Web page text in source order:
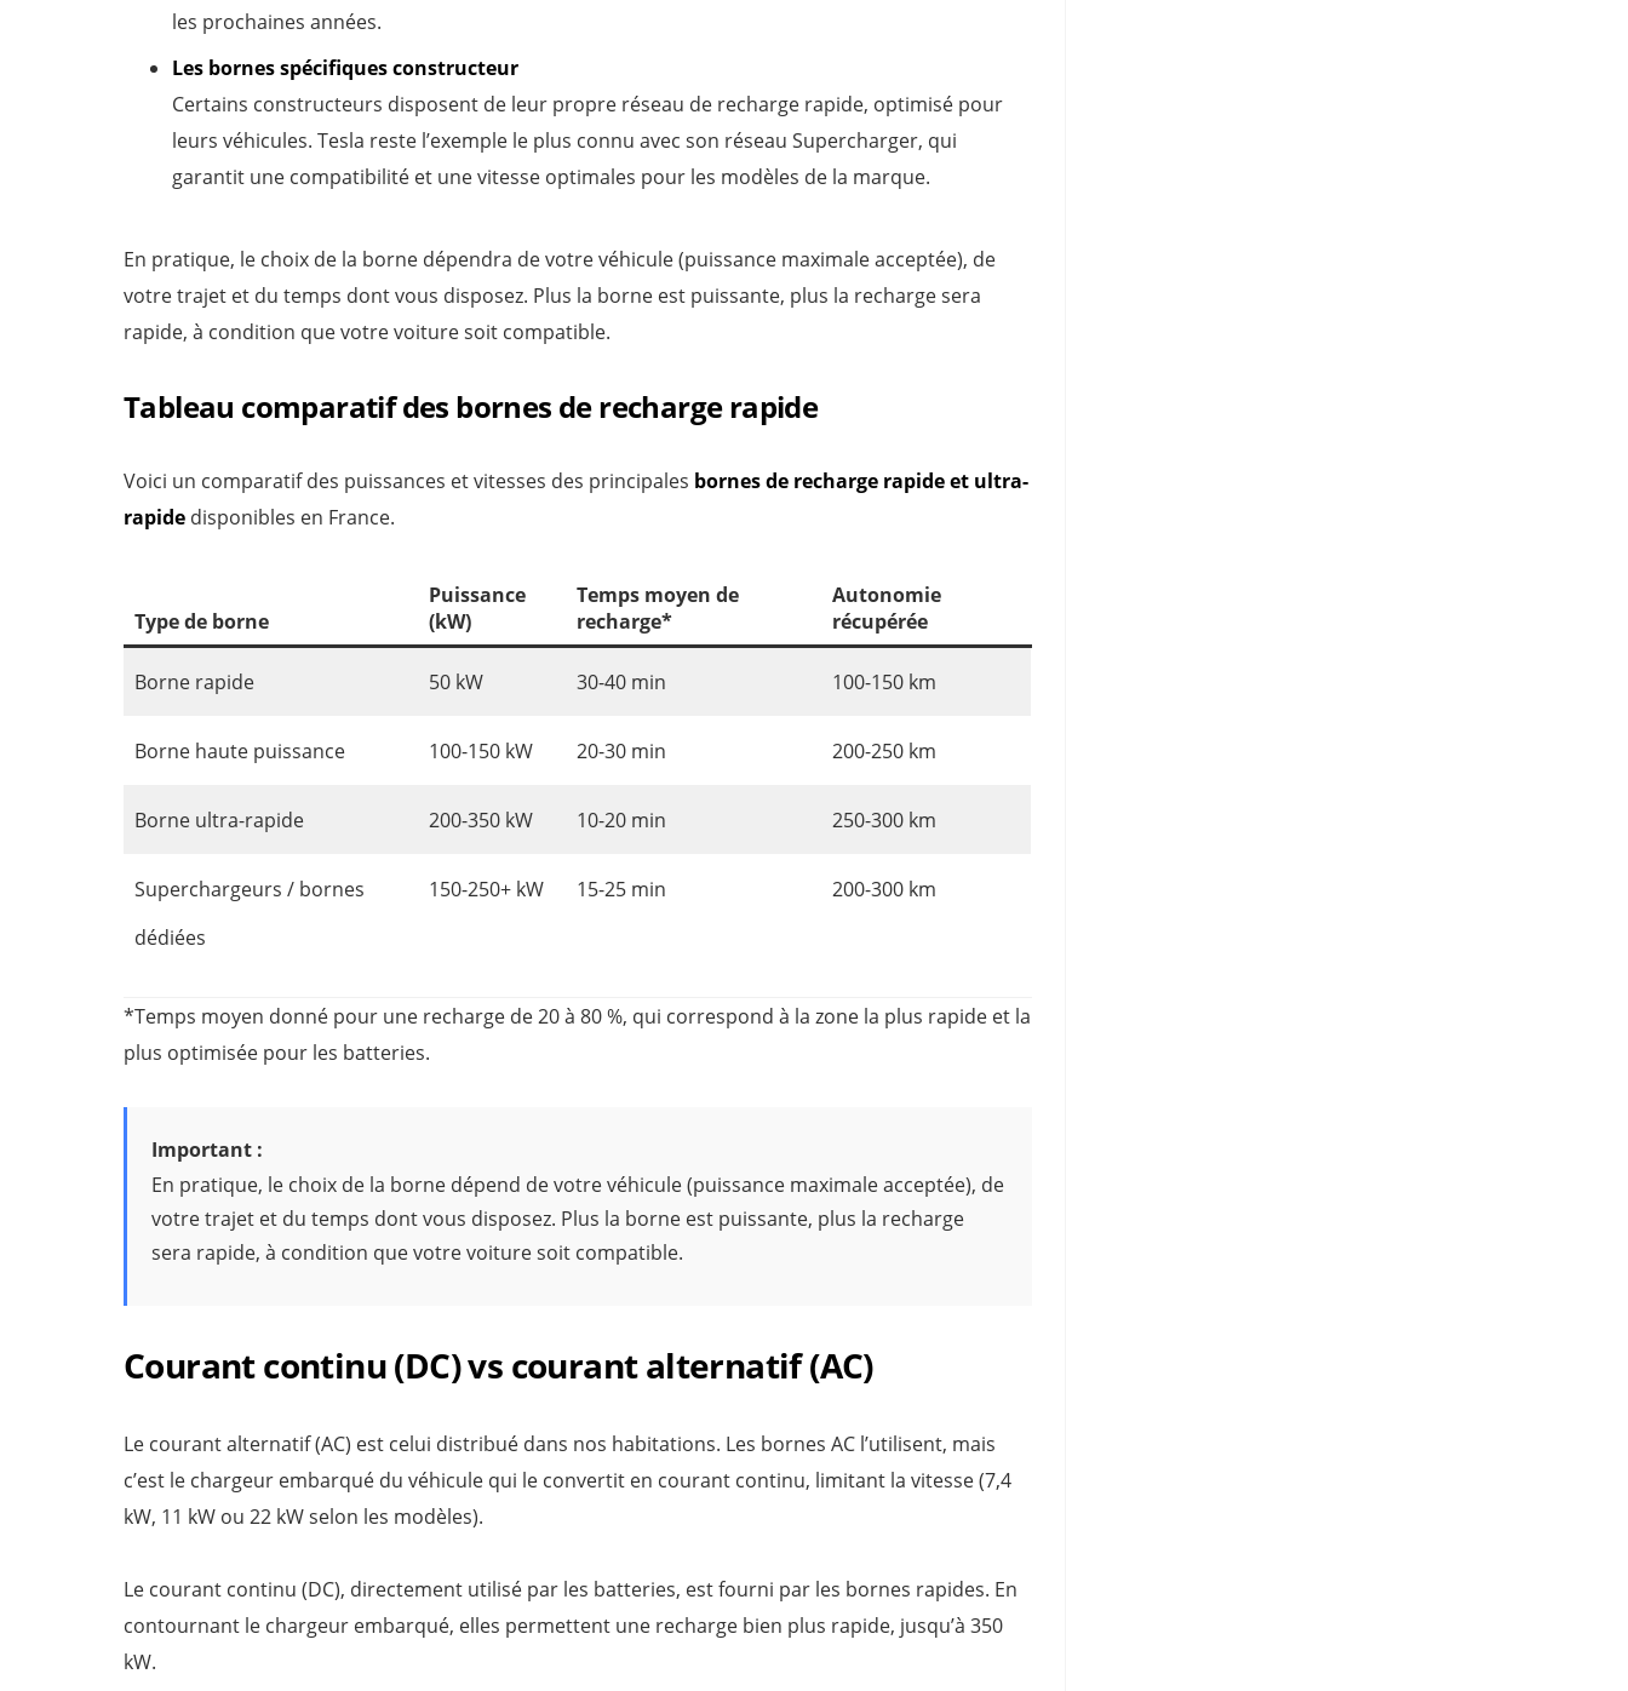
les prochaines années.
Les bornes spécifiques constructeur
Certains constructeurs disposent de leur propre réseau de recharge rapide, optimisé pour
leurs véhicules. Tesla reste l’exemple le plus connu avec son réseau Supercharger, qui
garantit une compatibilité et une vitesse optimales pour les modèles de la marque.
En pratique, le choix de la borne dépendra de votre véhicule (puissance maximale acceptée), de
votre trajet et du temps dont vous disposez. Plus la borne est puissante, plus la recharge sera
rapide, à condition que votre voiture soit compatible.
Tableau comparatif des bornes de recharge rapide
Voici un comparatif des puissances et vitesses des principales bornes de recharge rapide et ultra-
rapide disponibles en France.
Type de borne
Puissance
(kW)
Temps moyen de
recharge*
Autonomie
récupérée
Borne rapide 50 kW 30-40 min 100-150 km
Borne haute puissance 100-150 kW 20-30 min 200-250 km
Borne ultra-rapide 200-350 kW 10-20 min 250-300 km
Superchargeurs / bornes
dédiées
150-250+ kW 15-25 min 200-300 km
*Temps moyen donné pour une recharge de 20 à 80 %, qui correspond à la zone la plus rapide et la
plus optimisée pour les batteries.
Important :
En pratique, le choix de la borne dépend de votre véhicule (puissance maximale acceptée), de
votre trajet et du temps dont vous disposez. Plus la borne est puissante, plus la recharge
sera rapide, à condition que votre voiture soit compatible.
Courant continu (DC) vs courant alternatif (AC)
Le courant alternatif (AC) est celui distribué dans nos habitations. Les bornes AC l’utilisent, mais
c’est le chargeur embarqué du véhicule qui le convertit en courant continu, limitant la vitesse (7,4
kW, 11 kW ou 22 kW selon les modèles).
Le courant continu (DC), directement utilisé par les batteries, est fourni par les bornes rapides. En
contournant le chargeur embarqué, elles permettent une recharge bien plus rapide, jusqu’à 350
kW.